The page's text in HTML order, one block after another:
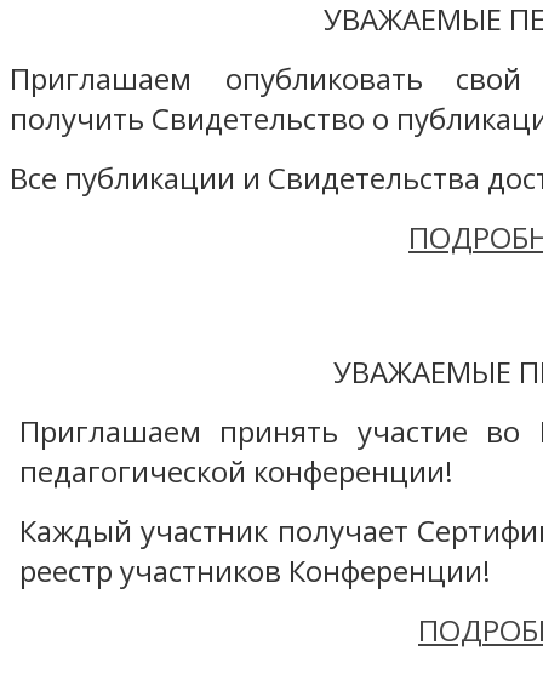
УВАЖАЕМЫЕ
Приглашаем опубликовать
получить Свидетельство о
Все публикации и Свидетельства
УВАЖАЕМЫЕ
Приглашаем принять участие во
педагогической конференции!
Каждый участник получает
реестр участников Конференции!